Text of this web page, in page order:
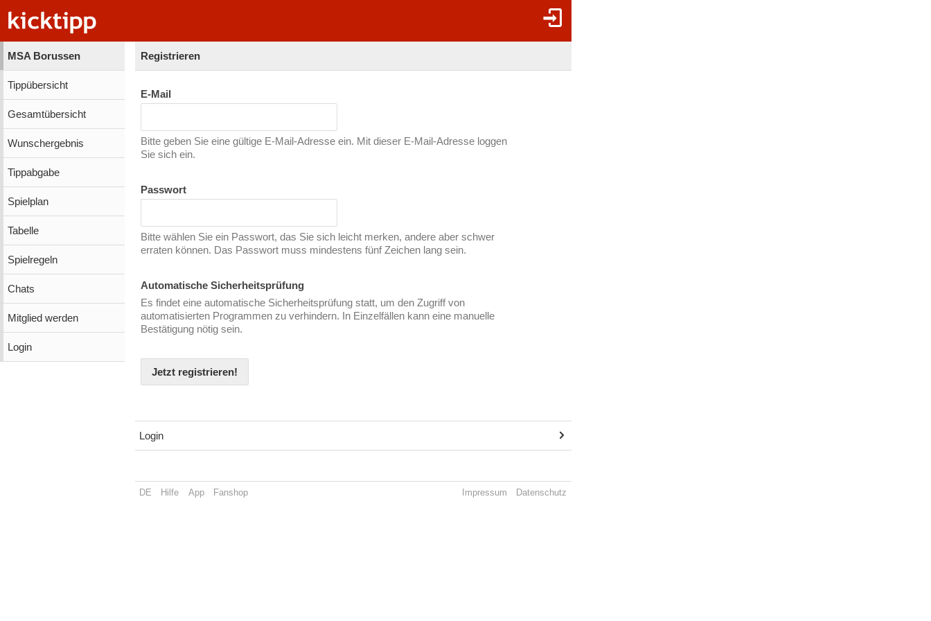
MSA Borussen
Tippübersicht
Gesamtübersicht
Wunschergebnis
Tippabgabe
Spielplan
Tabelle
Spielregeln
Chats
Mitglied werden
Login
Registrieren
E-Mail
Bitte geben Sie eine gültige E-Mail-Adresse ein. Mit dieser E-Mail-Adresse loggen
Sie sich ein.
Passwort
Bitte wählen Sie ein Passwort, das Sie sich leicht merken, andere aber schwer
erraten können. Das Passwort muss mindestens fünf Zeichen lang sein.
Automatische Sicherheitsprüfung
Es findet eine automatische Sicherheitsprüfung statt, um den Zugriff von
automatisierten Programmen zu verhindern. In Einzelfällen kann eine manuelle
Bestätigung nötig sein.
Jetzt registrieren!
Login
DE Hilfe App Fanshop Impressum Datenschutz